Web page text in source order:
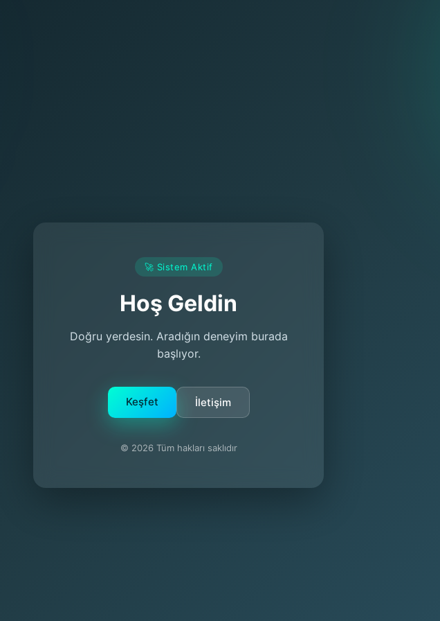
🚀 Sistem Aktif
Hoş Geldin
Doğru yerdesin. Aradığın deneyim burada
başlıyor.
Keşfet İletişim
© 2026 Tüm hakları saklıdır